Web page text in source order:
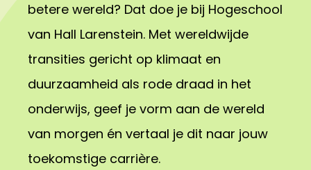
betere wereld? Dat doe je bij Hogeschool
van Hall Larenstein. Met wereldwijde
transities gericht op klimaat en
duurzaamheid als rode draad in het
onderwijs, geef je vorm aan de wereld
van morgen én vertaal je dit naar jouw
toekomstige carrière.